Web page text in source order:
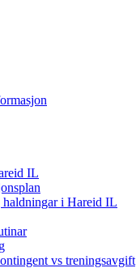
IL
haldningar i Hareid IL
vs treningsavgift